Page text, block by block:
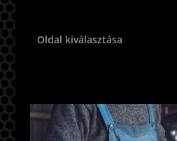
Oldal kiválasztása